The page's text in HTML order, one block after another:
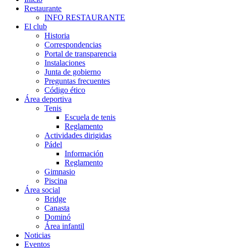
Restaurante
INFO RESTAURANTE
El club
Historia
Correspondencias
Portal de transparencia
Instalaciones
Junta de gobierno
Preguntas frecuentes
Código ético
Área deportiva
Tenis
Escuela de tenis
Reglamento
Actividades dirigidas
Pádel
Información
Reglamento
Gimnasio
Piscina
Área social
Bridge
Canasta
Dominó
Área infantil
Noticias
Eventos